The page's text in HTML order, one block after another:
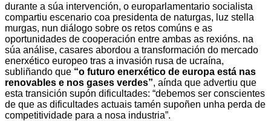
durante a súa intervención, o europarlamentario socialista
compartiu escenario coa presidenta de naturgas, luz stella
murgas, nun diálogo sobre os retos comúns e as
oportunidades de cooperación entre ambas as rexións. na
súa análise, casares abordou a transformación do mercado
enerxético europeo tras a invasión rusa de ucraína,
subliñando que “o futuro enerxético de europa está nas
renovables e nos gases verdes”, aínda que advertiu que
esta transición supón dificultades: “debemos ser conscientes
de que as dificultades actuais tamén supoñen unha perda de
competitividade para a nosa industria”.